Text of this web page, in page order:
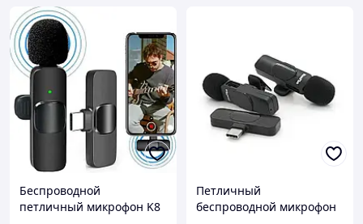
Беспроводной
петличный микрофон K8
Петличный
беспроводной микрофон